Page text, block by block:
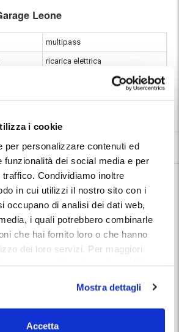
i cookie
per personalizzare contenuti ed
funzionalità dei social media e per
Condividiamo inoltre
in cui utilizzi il nostro sito con i
occupano di analisi dei dati web,
i quali potrebbero combinarle
che hai fornito loro o che hanno
dei loro servizi. Per maggiori
Mostra dettagli
Accetta
Leone
multipass
ricarica elettrica
Vedi tutte
posizione particolarmente strategica per
Il centro di Salerno è prevalentemente
locali e botteghe artigianali: partendo dalla
lungo Corso Vittorio Emanuele e
10 minuti a piedi